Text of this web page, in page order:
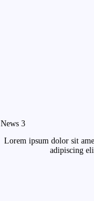
News 3
Lorem ipsum dolor sit
adipiscing